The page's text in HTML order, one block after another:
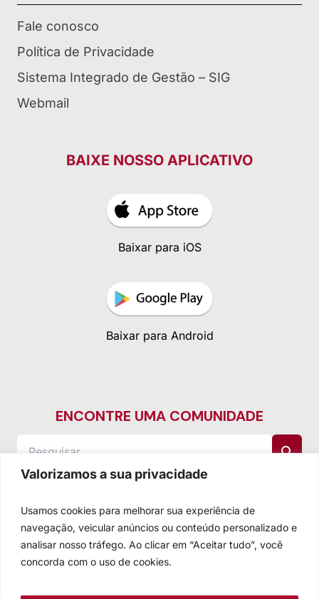
Valorizamos a sua privacidade
Usamos cookies para melhorar sua experiência de
navegação, veicular anúncios ou conteúdo personalizado e
analisar nosso tráfego. Ao clicar em “Aceitar tudo”, você
concorda com o uso de cookies.
Fale conosco
Política de Privacidade
Sistema Integrado de Gestão – SIG
Webmail
BAIXE NOSSO APLICATIVO
Baixar para iOS
Baixar para Android
ENCONTRE UMA COMUNIDADE